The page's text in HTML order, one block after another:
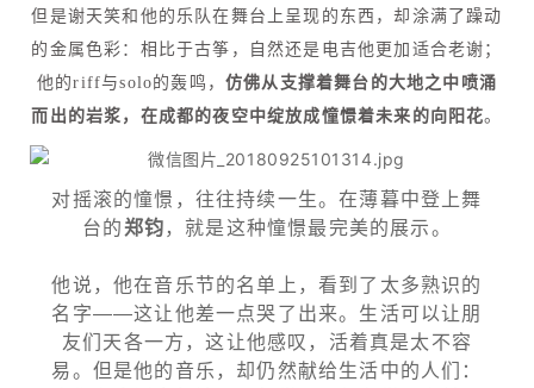
但是谢天笑和他的乐队在舞台上呈现的东西，却涂满了躁动
的金属色彩：相比于古筝，自然还是电吉他更加适合老谢；
他的riff与solo的轰鸣， 仿佛从支撑着舞台的大地之中喷涌
而出的岩浆，在成都的夜空中绽放成憧憬着未来的向阳花。
对摇滚的憧憬，往往持续一生。在薄暮中登上舞
台的郑钧 ，就是这种憧憬最完美的展示。
他说，他在音乐节的名单上，看到了太多熟识的
名字——这让他差一点哭了出来。生活可以让朋
友们天各一方，这让他感叹，活着真是太不容
易。但是他的音乐，却仍然献给生活中的人们：